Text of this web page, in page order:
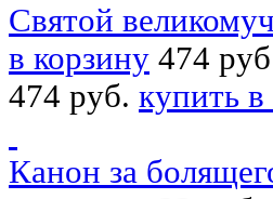
Святой
в корзину 474
474 руб. купить
Канон за